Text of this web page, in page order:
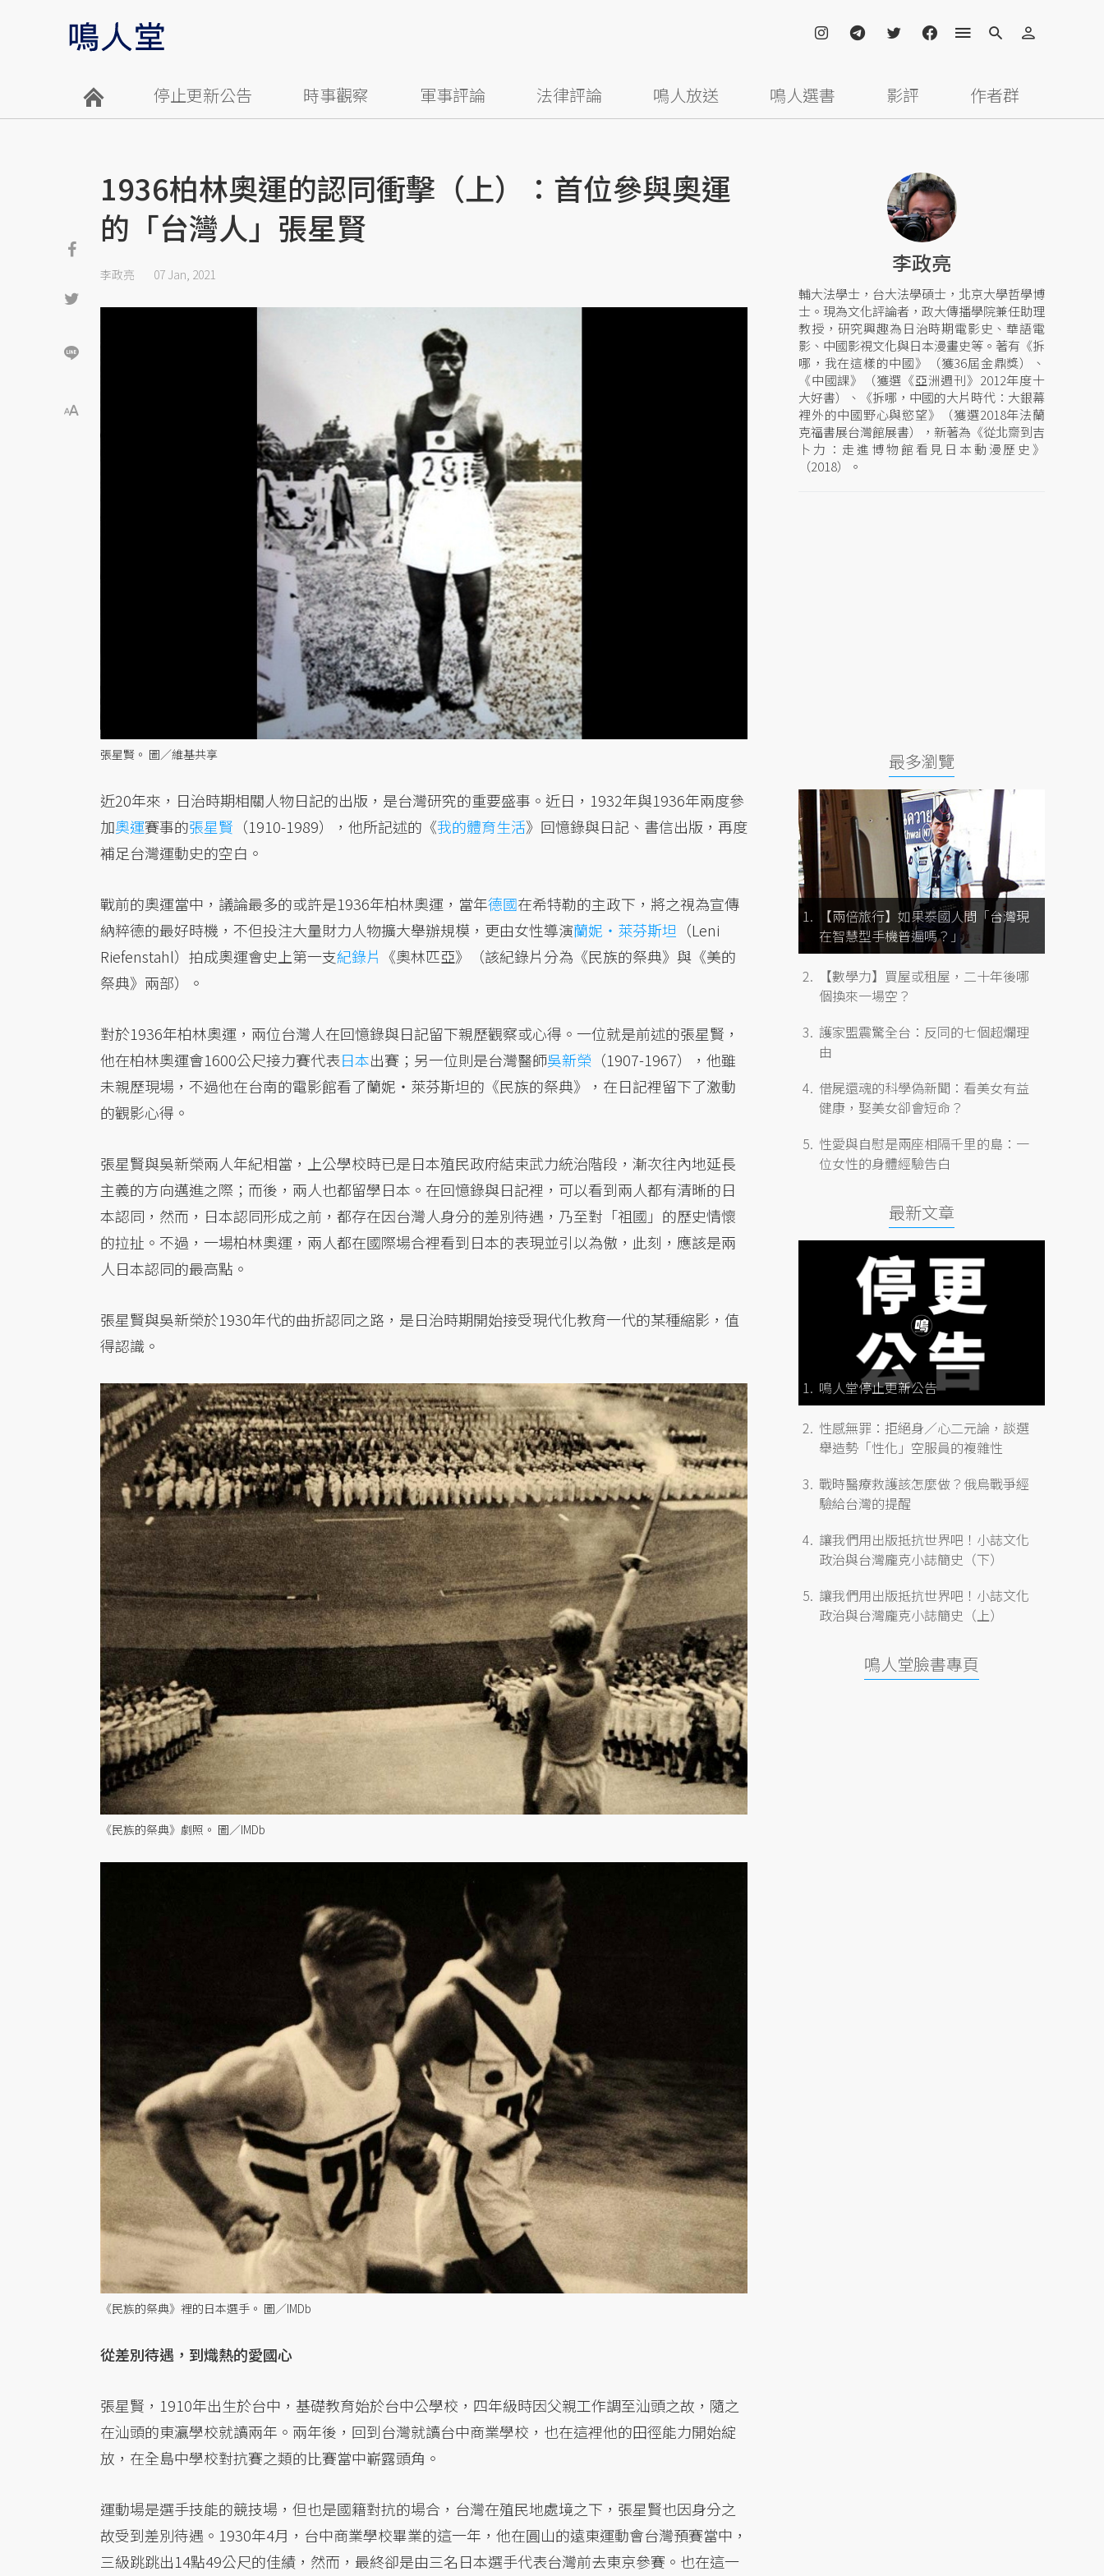
停止更新公告 時事觀察 軍事評論 法律評論 鳴人放送 鳴人選書 影評 作者群
1936柏林奧運的認同衝擊（上）：首位參與奧運
的「台灣人」張星賢
李政亮 07 Jan, 2021
張星賢。 圖／維基共享
近20年來，日治時期相關人物日記的出版，是台灣研究的重要盛事。近日，1932年與1936年兩度參
加奧運賽事的張星賢 （1910-1989），他所記述的《我的體育生活》回憶錄與日記、書信出版，再度
補足台灣運動史的空白。
戰前的奧運當中，議論最多的或許是1936年柏林奧運，當年德國在希特勒的主政下，將之視為宣傳
納粹德的最好時機，不但投注大量財力人物擴大舉辦規模，更由女性導演蘭妮・萊芬斯坦 （Leni
Riefenstahl）拍成奧運會史上第一支紀錄片 《奧林匹亞》（該紀錄片分為《民族的祭典》與《美的
祭典》兩部）。
對於1936年柏林奧運，兩位台灣人在回憶錄與日記留下親歷觀察或心得。一位就是前述的張星賢，
他在柏林奧運會1600公尺接力賽代表日本出賽；另一位則是台灣醫師吳新榮 （1907-1967），他雖
未親歷現場，不過他在台南的電影館看了蘭妮・萊芬斯坦的《民族的祭典》，在日記裡留下了激動
的觀影心得。
張星賢與吳新榮兩人年紀相當，上公學校時已是日本殖民政府結束武力統治階段，漸次往內地延長
主義的方向邁進之際；而後，兩人也都留學日本。在回憶錄與日記裡，可以看到兩人都有清晰的日
本認同，然而，日本認同形成之前，都存在因台灣人身分的差別待遇，乃至對「祖國」的歷史情懷
的拉扯。不過，一場柏林奧運，兩人都在國際場合裡看到日本的表現並引以為傲，此刻，應該是兩
人日本認同的最高點。
張星賢與吳新榮於1930年代的曲折認同之路，是日治時期開始接受現代化教育一代的某種縮影，值
得認識。
《民族的祭典》劇照。 圖／IMDb
《民族的祭典》裡的日本選手。 圖／IMDb
從差別待遇，到熾熱的愛國心
張星賢，1910年出生於台中，基礎教育始於台中公學校，四年級時因父親工作調至汕頭之故，隨之
在汕頭的東瀛學校就讀兩年。兩年後，回到台灣就讀台中商業學校，也在這裡他的田徑能力開始綻
放，在全島中學校對抗賽之類的比賽當中嶄露頭角。
運動場是選手技能的競技場，但也是國籍對抗的場合，台灣在殖民地處境之下，張星賢也因身分之
故受到差別待遇。1930年4月，台中商業學校畢業的這一年，他在圓山的遠東運動會台灣預賽當中，
三級跳跳出14點49公尺的佳績，然而，最終卻是由三名日本選手代表台灣前去東京參賽。也在這一
李政亮
輔大法學士，台大法學碩士，北京大學哲學博
士。現為文化評論者，政大傳播學院兼任助理
教授，研究興趣為日治時期電影史、華語電
影、中國影視文化與日本漫畫史等。著有《拆
哪，我在這樣的中國》（獲36屆金鼎獎）、
《中國課》（獲選《亞洲週刊》2012年度十
大好書）、《拆哪，中國的大片時代：大銀幕
裡外的中國野心與慾望》（獲選2018年法蘭
克福書展台灣館展書），新著為《從北齋到吉
卜力：走進博物館看見日本動漫歷史》
（2018）。
最多瀏覽
【兩倍旅行】如果泰國人問「台灣現
在智慧型手機普遍嗎？」
【數學力】買屋或租屋，二十年後哪
個換來一場空？
護家盟震驚全台：反同的七個超爛理
由
借屍還魂的科學偽新聞：看美女有益
健康，娶美女卻會短命？
性愛與自慰是兩座相隔千里的島：一
位女性的身體經驗告白
最新文章
鳴人堂停止更新公告
性感無罪：拒絕身／心二元論，談選
舉造勢「性化」空服員的複雜性
戰時醫療救護該怎麼做？俄烏戰爭經
驗給台灣的提醒
讓我們用出版抵抗世界吧！小誌文化
政治與台灣龐克小誌簡史（下）
讓我們用出版抵抗世界吧！小誌文化
政治與台灣龐克小誌簡史（上）
鳴人堂臉書專頁